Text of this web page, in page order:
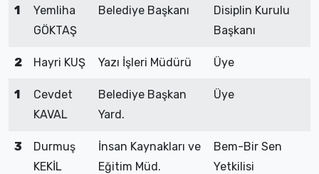
1
Yemliha
GÖKTAŞ
Belediye Başkanı
Disiplin Kurulu
Başkanı
2 Hayri KUŞ Yazı İşleri Müdürü Üye
1
Cevdet
KAVAL
Belediye Başkan
Yard.
Üye
3
Durmuş
KEKİL
İnsan Kaynakları ve
Eğitim Müd.
Bem-Bir Sen
Yetkilisi